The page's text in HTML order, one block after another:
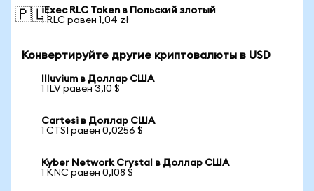
🇵🇱iExec RLC Token в Польский злотый
1 RLC равен 1,04 zł
Конвертируйте другие криптовалюты в USD
Illuvium в Доллар США
1 ILV равен 3,10 $
Cartesi в Доллар США
1 CTSI равен 0,0256 $
Kyber Network Crystal в Доллар США
1 KNC равен 0,108 $